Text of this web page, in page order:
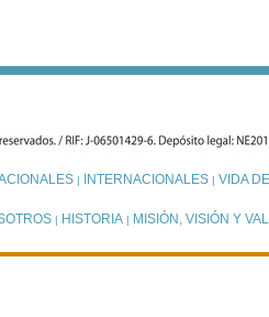
| INTERNACIONALES| VIDA
| HISTORIA | MISIÓN, VISIÓN Y